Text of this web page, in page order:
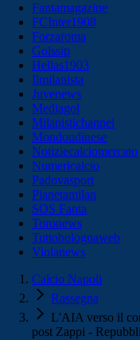
Fantamagazine
FCInter1908
Forzaroma
Golssip
Hellas1903
Ilmilanista
Juvenews
Mediagol
Milanistichannel
Mondoudinese
Notiziecalciomercato
Numericalcio
Padovasport
Pianetamilan
SOS Fanta
Toronews
Tuttobolognaweb
Violanews
Calcio Napoli
Rassegna
L'AIA verso il
post Zappi -